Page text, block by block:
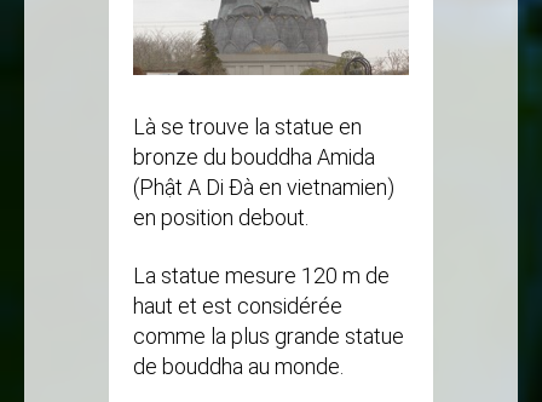
Là se trouve la statue en
bronze du bouddha Amida
(Phật A Di Đà en vietnamien)
en position debout.
La statue mesure 120 m de
haut et est considérée
comme la plus grande statue
de bouddha au monde.